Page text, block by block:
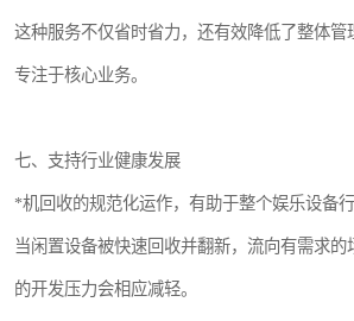
这种服务不仅省时省力，还有效降低了整体管
专注于核心业务。
七、支持行业健康发展
*机回收的规范化运作，有助于整个娱乐设备行
当闲置设备被快速回收并翻新，流向有需求
的开发压力会相应减轻。